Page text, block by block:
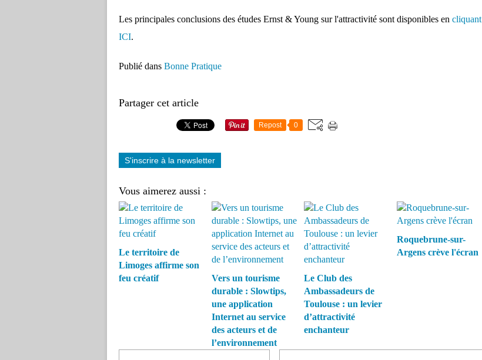
Les principales conclusions des études Ernst & Young sur l'attractivité sont disponibles en cliquant
ICI.
Publié dans Bonne Pratique
Partager cet article
Repost 0
S'inscrire à la newsletter
Vous aimerez aussi :
Le territoire de
Limoges affirme son
feu créatif
Vers un tourisme
durable : Slowtips,
une application
Internet au service
des acteurs et de
l’environnement
Le Club des
Ambassadeurs de
Toulouse : un levier
d’attractivité
enchanteur
Roquebrune-sur-
Argens crève l'écran